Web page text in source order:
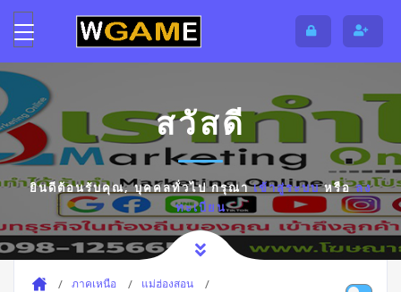
สวัสดี
ยินดีต้อนรับคุณ,บุคคลทั่วไปกรุณาเข้าสู่ระบบหรือลง
ทะเบียน
ภาคเหนือ
แม่ฮ่องสอน